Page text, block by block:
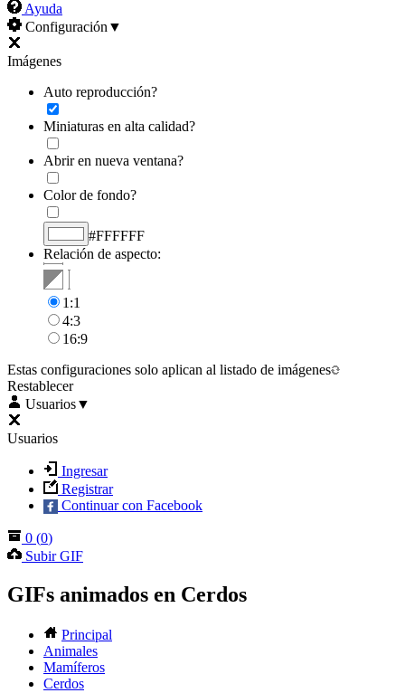
Ayuda
Configuración ▼
Imágenes
Auto reproducción?
Miniaturas en alta calidad?
Abrir en nueva ventana?
Color de fondo?
#FFFFFF
Relación de aspecto:
1:1
4:3
16:9
Estas configuraciones solo aplican al listado de imágenes
Restablecer
Usuarios▼
Usuarios
Ingresar
Registrar
Continuar con Facebook
0 (0)
Subir GIF
GIFs animados en Cerdos
Principal
Animales
Mamíferos
Cerdos